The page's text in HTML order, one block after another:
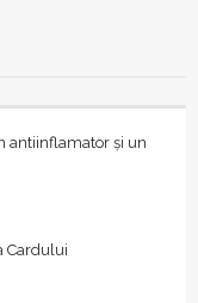
antiinflamator și un
Cardului